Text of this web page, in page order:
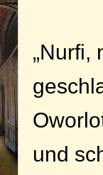
„Nurfi,
und